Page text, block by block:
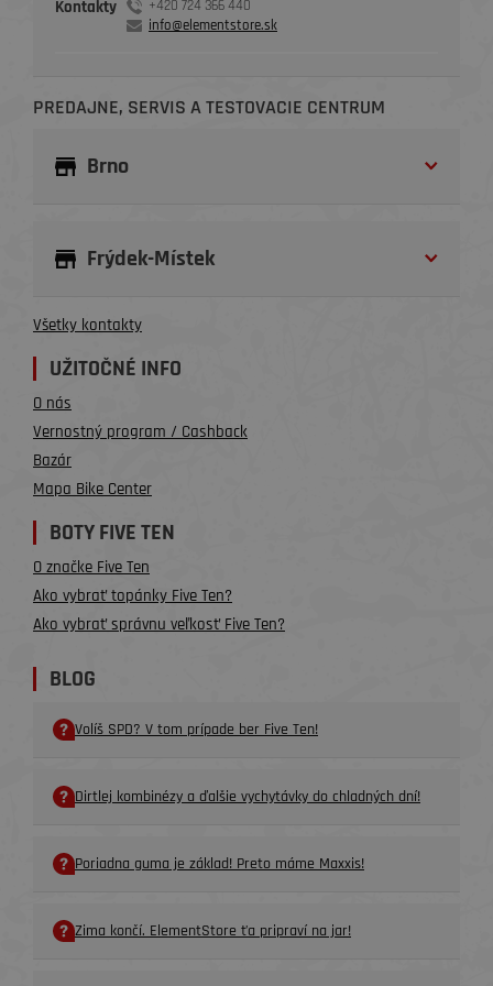
Kontakty
+420 724 366 440
info@elementstore.sk
PREDAJNE, SERVIS A TESTOVACIE CENTRUM
Brno
Frýdek-Místek
Všetky kontakty
UŽITOČNÉ INFO
O nás
Vernostný program / Cashback
Bazár
Mapa Bike Center
BOTY FIVE TEN
O značke Five Ten
Ako vybrať topánky Five Ten?
Ako vybrať správnu veľkosť Five Ten?
BLOG
Volíš SPD? V tom prípade ber Five Ten!
Dirtlej kombinézy a ďalšie vychytávky do chladných dní!
Poriadna guma je základ! Preto máme Maxxis!
Zima končí. ElementStore ťa pripraví na jar!